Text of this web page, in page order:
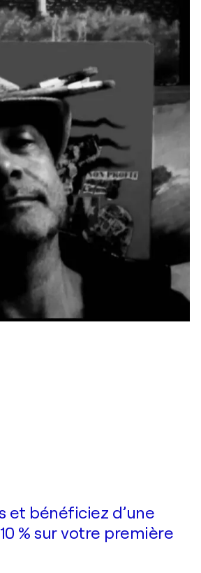
et bénéficiez d’une
% sur votre première